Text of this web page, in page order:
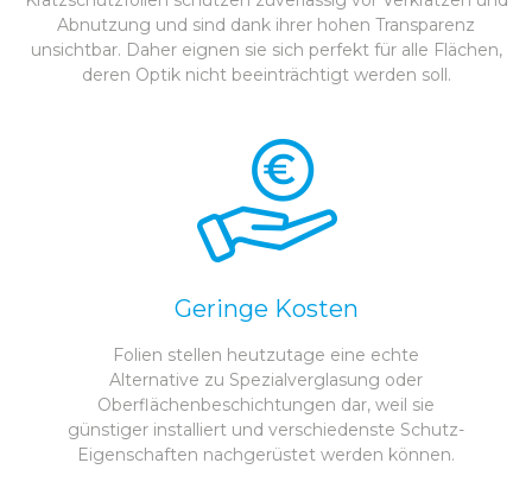
Abnutzung und sind dank ihrer hohen Transparenz
unsichtbar. Daher eignen sie sich perfekt für alle Flächen,
deren Optik nicht beeinträchtigt werden soll.
Geringe Kosten
Folien stellen heutzutage eine echte
Alternative zu Spezialverglasung oder
Oberflächenbeschichtungen dar, weil sie
günstiger installiert und verschiedenste Schutz-
Eigenschaften nachgerüstet werden können.